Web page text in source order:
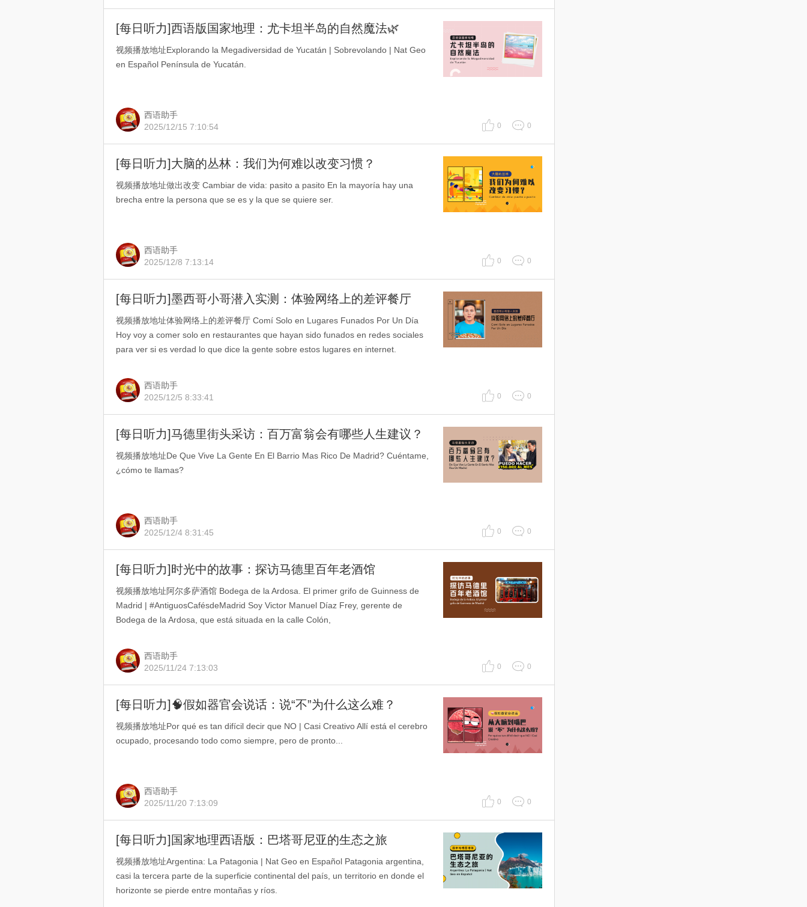
[每日听力]西语版国家地理：尤卡坦半岛的自然魔法🌿
视频播放地址Explorando la Megadiversidad de Yucatán | Sobrevolando | Nat Geo
en Español Península de Yucatán.
西语助手
2025/12/15 7:10:54
0 0
[每日听力]大脑的丛林：我们为何难以改变习惯？
视频播放地址做出改变 Cambiar de vida: pasito a pasito En la mayoría hay una
brecha entre la persona que se es y la que se quiere ser.
西语助手
2025/12/8 7:13:14
0 0
[每日听力]墨西哥小哥潜入实测：体验网络上的差评餐厅
视频播放地址体验网络上的差评餐厅 Comí Solo en Lugares Funados Por Un Día
Hoy voy a comer solo en restaurantes que hayan sido funados en redes sociales
para ver si es verdad lo que dice la gente sobre estos lugares en internet.
西语助手
2025/12/5 8:33:41
0 0
[每日听力]马德里街头采访：百万富翁会有哪些人生建议？
视频播放地址De Que Vive La Gente En El Barrio Mas Rico De Madrid? Cuéntame,
¿cómo te llamas?
西语助手
2025/12/4 8:31:45
0 0
[每日听力]时光中的故事：探访马德里百年老酒馆
视频播放地址阿尔多萨酒馆 Bodega de la Ardosa. El primer grifo de Guinness de
Madrid | #AntiguosCafésdeMadrid Soy Victor Manuel Díaz Frey, gerente de
Bodega de la Ardosa, que está situada en la calle Colón,
西语助手
2025/11/24 7:13:03
0 0
[每日听力]🧠假如器官会说话：说“不”为什么这么难？
视频播放地址Por qué es tan difícil decir que NO | Casi Creativo Allí está el cerebro
ocupado, procesando todo como siempre, pero de pronto...
西语助手
2025/11/20 7:13:09
0 0
[每日听力]国家地理西语版：巴塔哥尼亚的生态之旅
视频播放地址Argentina: La Patagonia | Nat Geo en Español Patagonia argentina,
casi la tercera parte de la superficie continental del país, un territorio en donde el
horizonte se pierde entre montañas y ríos.